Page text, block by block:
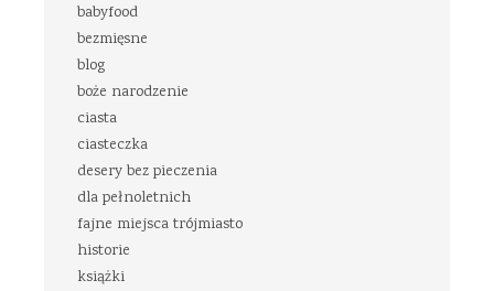
babyfood
bezmięsne
blog
boże narodzenie
ciasta
ciasteczka
desery bez pieczenia
dla pełnoletnich
fajne miejsca trójmiasto
historie
książki